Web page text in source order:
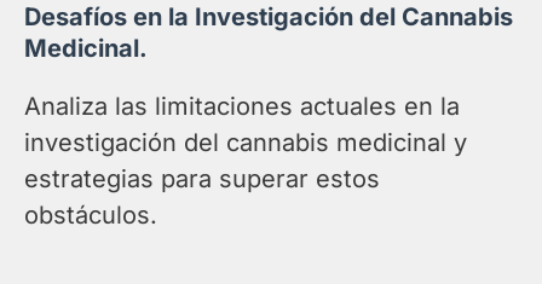
Desafíos en la Investigación del Cannabis
Medicinal.
Analiza las limitaciones actuales en la
investigación del cannabis medicinal y
estrategias para superar estos
obstáculos.